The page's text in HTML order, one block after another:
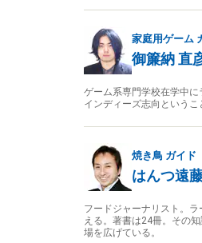
家庭用ゲーム
御簾納 直
ゲーム系専門学校在学中
インディーズ志向という
焼き鳥 ガイド
はんつ遠
フードジャーナリスト。
える。著書は24冊。その
場を広げている。